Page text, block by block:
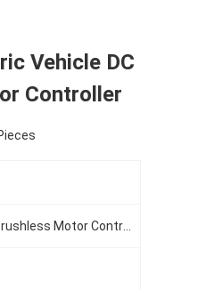
Vehicle DC
Controller